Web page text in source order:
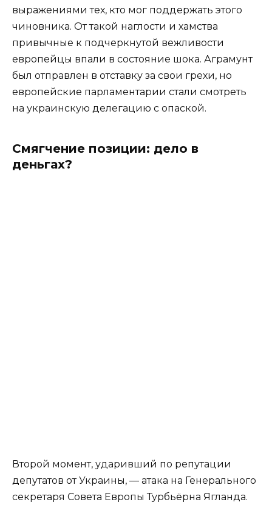
выражениями тех, кто мог поддержать этого
чиновника. От такой наглости и хамства
привычные к подчеркнутой вежливости
европейцы впали в состояние шока. Аграмунт
был отправлен в отставку за свои грехи, но
европейские парламентарии стали смотреть
на украинскую делегацию с опаской.
Смягчение позиции: дело в
деньгах?
Второй момент, ударивший по репутации
депутатов от Украины, — атака на Генерального
секретаря Совета Европы Турбьёрна Ягланда.